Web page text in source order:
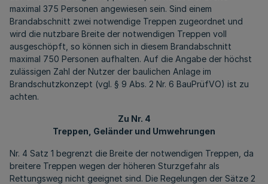
maximal 375 Personen angewiesen sein. Sind einem
Brandabschnitt zwei notwendige Treppen zugeordnet und
wird die nutzbare Breite der notwendigen Treppen voll
ausgeschöpft, so können sich in diesem Brandabschnitt
maximal 750 Personen aufhalten. Auf die Angabe der höchst
zulässigen Zahl der Nutzer der baulichen Anlage im
Brandschutzkonzept (vgl. § 9 Abs. 2 Nr. 6 BauPrüfVO) ist zu
achten.
Zu Nr. 4
Treppen, Geländer und Umwehrungen
Nr. 4 Satz 1 begrenzt die Breite der notwendigen Treppen, da
breitere Treppen wegen der höheren Sturzgefahr als
Rettungsweg nicht geeignet sind. Die Regelungen der Sätze 2